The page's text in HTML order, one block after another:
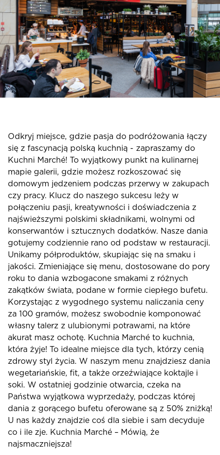
Odkryj miejsce, gdzie pasja do podróżowania łączy
się z fascynacją polską kuchnią - zapraszamy do
Kuchni Marché! To wyjątkowy punkt na kulinarnej
mapie galerii, gdzie możesz rozkoszować się
domowym jedzeniem podczas przerwy w zakupach
czy pracy. Klucz do naszego sukcesu leży w
połączeniu pasji, kreatywności i doświadczenia z
najświeższymi polskimi składnikami, wolnymi od
konserwantów i sztucznych dodatków. Nasze dania
gotujemy codziennie rano od podstaw w restauracji.
Unikamy półproduktów, skupiając się na smaku i
jakości. Zmieniające się menu, dostosowane do pory
roku to dania wzbogacone smakami z różnych
zakątków świata, podane w formie ciepłego bufetu.
Korzystając z wygodnego systemu naliczania ceny
za 100 gramów, możesz swobodnie komponować
własny talerz z ulubionymi potrawami, na które
akurat masz ochotę. Kuchnia Marché to kuchnia,
która żyje! To idealne miejsce dla tych, którzy cenią
zdrowy styl życia. W naszym menu znajdziesz dania
wegetariańskie, fit, a także orzeźwiające koktajle i
soki. W ostatniej godzinie otwarcia, czeka na
Państwa wyjątkowa wyprzedaży, podczas której
dania z gorącego bufetu oferowane są z 50% zniżką!
U nas każdy znajdzie coś dla siebie i sam decyduje
co i ile zje. Kuchnia Marché – Mówią, że
najsmaczniejsza!